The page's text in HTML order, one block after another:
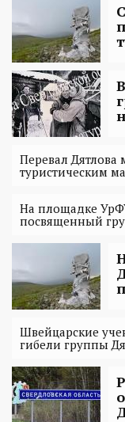
Перевал Дятлова
туристическим
На площадке
посвященный
Швейцарские
гибели группы